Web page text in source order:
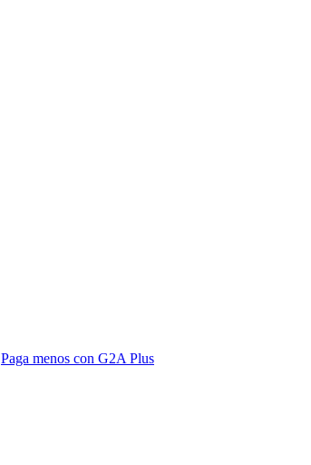
Paga menos con G2A Plus